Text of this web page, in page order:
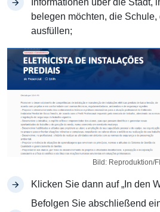
Informationen über die Stadt,
belegen möchten, die Schule,
ausfüllen;
Bild: Reproduktion/
Klicken Sie dann auf „In den
Befolgen Sie abschließend